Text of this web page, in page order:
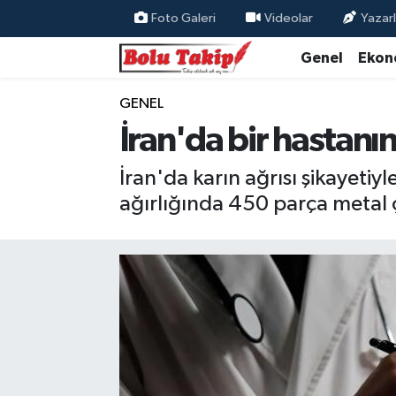
Foto Galeri Videolar
Genel
GENEL
İran'da bir
İran'da karın ağrısı
ağırlığında 450 parça metal